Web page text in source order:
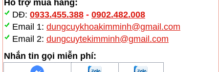
Hỗ trợ mua hàng:
DĐ: 0933.455.388- 0902.482.008
Email 1: dungcuykhoakimminh@gmail.com
Email 2: dungcuytekimminh@gmail.com
Nhắn tin gọi miễn phí: